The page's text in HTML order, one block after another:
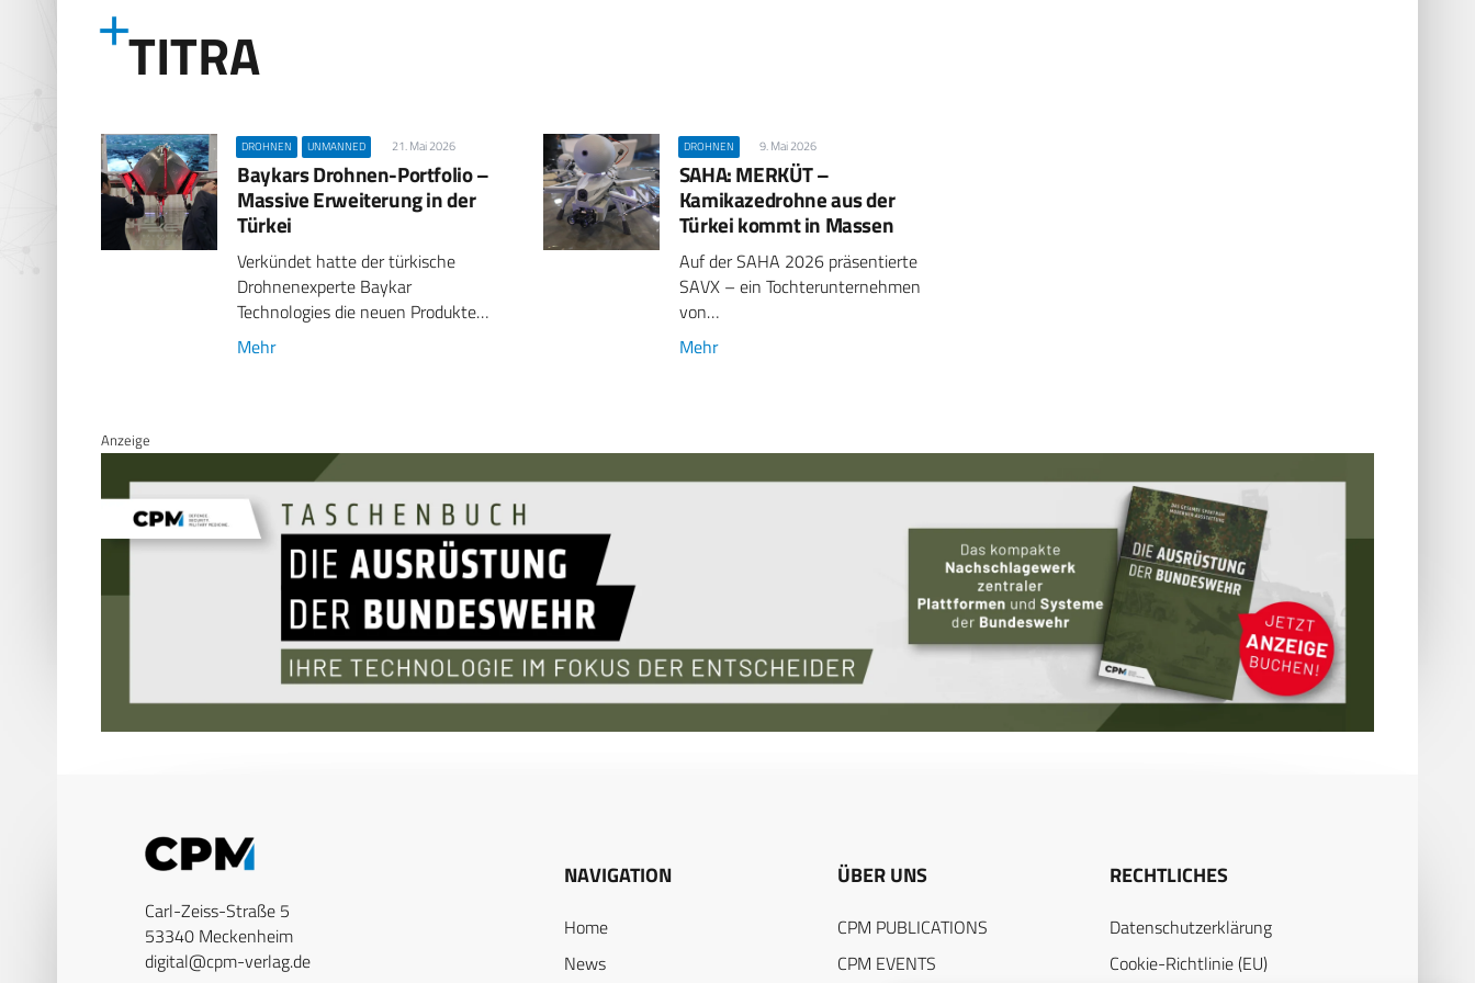
TITRA
DROHNEN UNMANNED 21. Mai 2026
Baykars Drohnen-Portfolio –
Massive Erweiterung in der
Türkei
Verkündet hatte der türkische
Drohnenexperte Baykar
Technologies die neuen Produkte…
Mehr
DROHNEN 9. Mai 2026
SAHA: MERKÜT –
Kamikazedrohne aus der
Türkei kommt in Massen
Auf der SAHA 2026 präsentierte
SAVX – ein Tochterunternehmen
von…
Mehr
Anzeige
Carl-Zeiss-Straße 5
53340 Meckenheim
digital@cpm-verlag.de
NAVIGATION
Home
News
ÜBER UNS
CPM PUBLICATIONS
CPM EVENTS
RECHTLICHES
Datenschutzerklärung
Cookie-Richtlinie (EU)